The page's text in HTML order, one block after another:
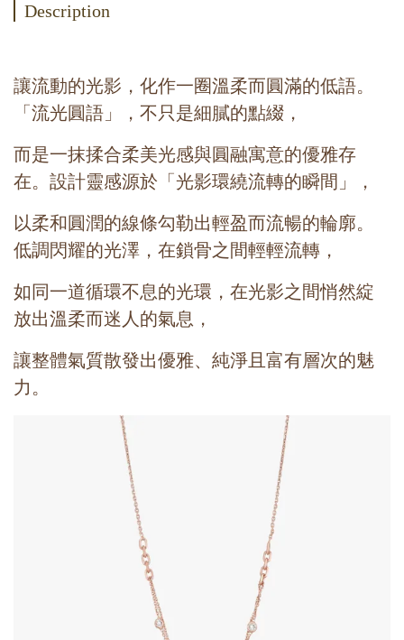
Description
讓流動的光影，化作一圈溫柔而圓滿的低語。
「流光圓語」，不只是細膩的點綴，
而是一抹揉合柔美光感與圓融寓意的優雅存
在。設計靈感源於「光影環繞流轉的瞬間」，
以柔和圓潤的線條勾勒出輕盈而流暢的輪廓。
低調閃耀的光澤，在鎖骨之間輕輕流轉，
如同一道循環不息的光環，在光影之間悄然綻
放出溫柔而迷人的氣息，
讓整體氣質散發出優雅、純淨且富有層次的魅
力。